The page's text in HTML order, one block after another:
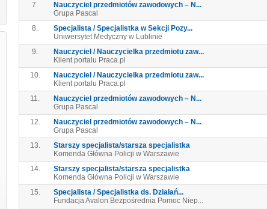
7.
Nauczyciel przedmiotów zawodowych – N...
Grupa Pascal
8.
Specjalista / Specjalistka w Sekcji Pozy...
Uniwersytet Medyczny w Lublinie
9.
Nauczyciel / Nauczycielka przedmiotu zaw...
Klient portalu Praca.pl
10.
Nauczyciel / Nauczycielka przedmiotu zaw...
Klient portalu Praca.pl
11.
Nauczyciel przedmiotów zawodowych – N...
Grupa Pascal
12.
Nauczyciel przedmiotów zawodowych – N...
Grupa Pascal
13.
Starszy specjalista/starsza specjalistka
Komenda Główna Policji w Warszawie
14.
Starszy specjalista/starsza specjalistka
Komenda Główna Policji w Warszawie
15.
Specjalista / Specjalistka ds. Działań...
Fundacja Avalon Bezpośrednia Pomoc Niep...